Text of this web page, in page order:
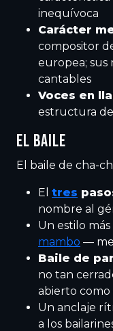
inequívoca
Carácter
compositor
europea; sus
cantables
Voces en
estructura de
EL BAILE
El baile de cha-
El tres
nombre al
Un estilo más
mambo —
Baile de
no tan
abierto como
Un anclaje
a los